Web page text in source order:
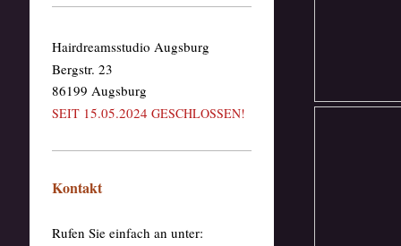
Hairdreamsstudio Augsburg
Bergstr. 23
86199 Augsburg
SEIT15.05.2024 GESCHLOSSEN!
Kontakt
Rufen Sie einfach an unter: